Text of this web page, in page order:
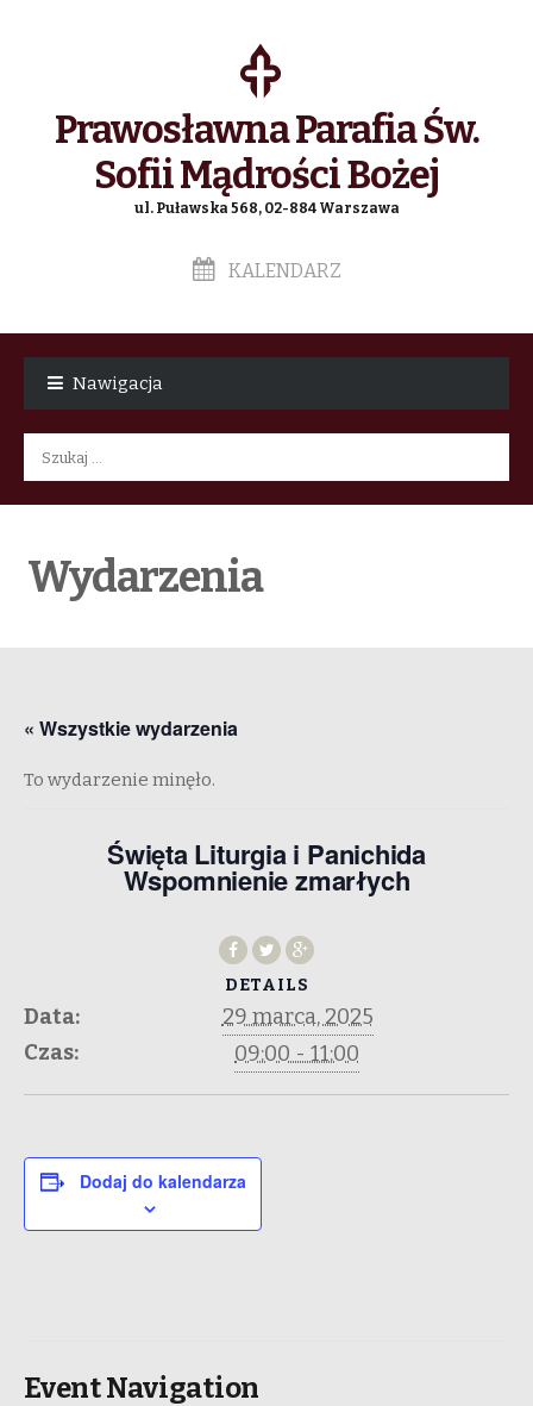
Prawosławna Parafia Św.
Sofii Mądrości Bożej
ul. Puławska 568, 02-884 Warszawa
KALENDARZ
Nawigacja
Szukaj:
Wydarzenia
« Wszystkie wydarzenia
To wydarzenie minęło.
Święta Liturgia i Panichida
Wspomnienie zmarłych
DETAILS
Data:
29 marca, 2025
Czas:
09:00 - 11:00
Dodaj do kalendarza
Event Navigation